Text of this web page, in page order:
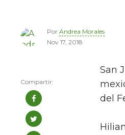
Por Andrea Morales
Nov 17, 2018
San
del